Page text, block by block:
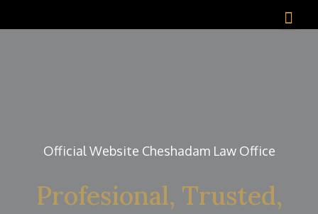
Official Website Cheshadam Law Office
Profesional, Trusted,